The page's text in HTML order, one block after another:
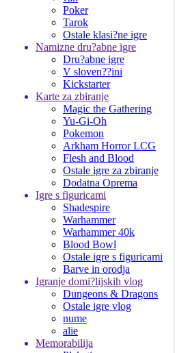
Poker
Tarok
Ostale klasi?ne igre
Namizne dru?abne igre
Dru?abne igre
V sloven??ini
Kickstarter
Karte za zbiranje
Magic the Gathering
Yu-Gi-Oh
Pokemon
Arkham Horror LCG
Flesh and Blood
Ostale igre za zbiranje
Dodatna Oprema
Igre s figuricami
Shadespire
Warhammer
Warhammer 40k
Blood Bowl
Ostale igre s figuricami
Barve in orodja
Igranje domi?lijskih vlog
Dungeons & Dragons
Ostale igre vlog
nume
alie
Memorabilija